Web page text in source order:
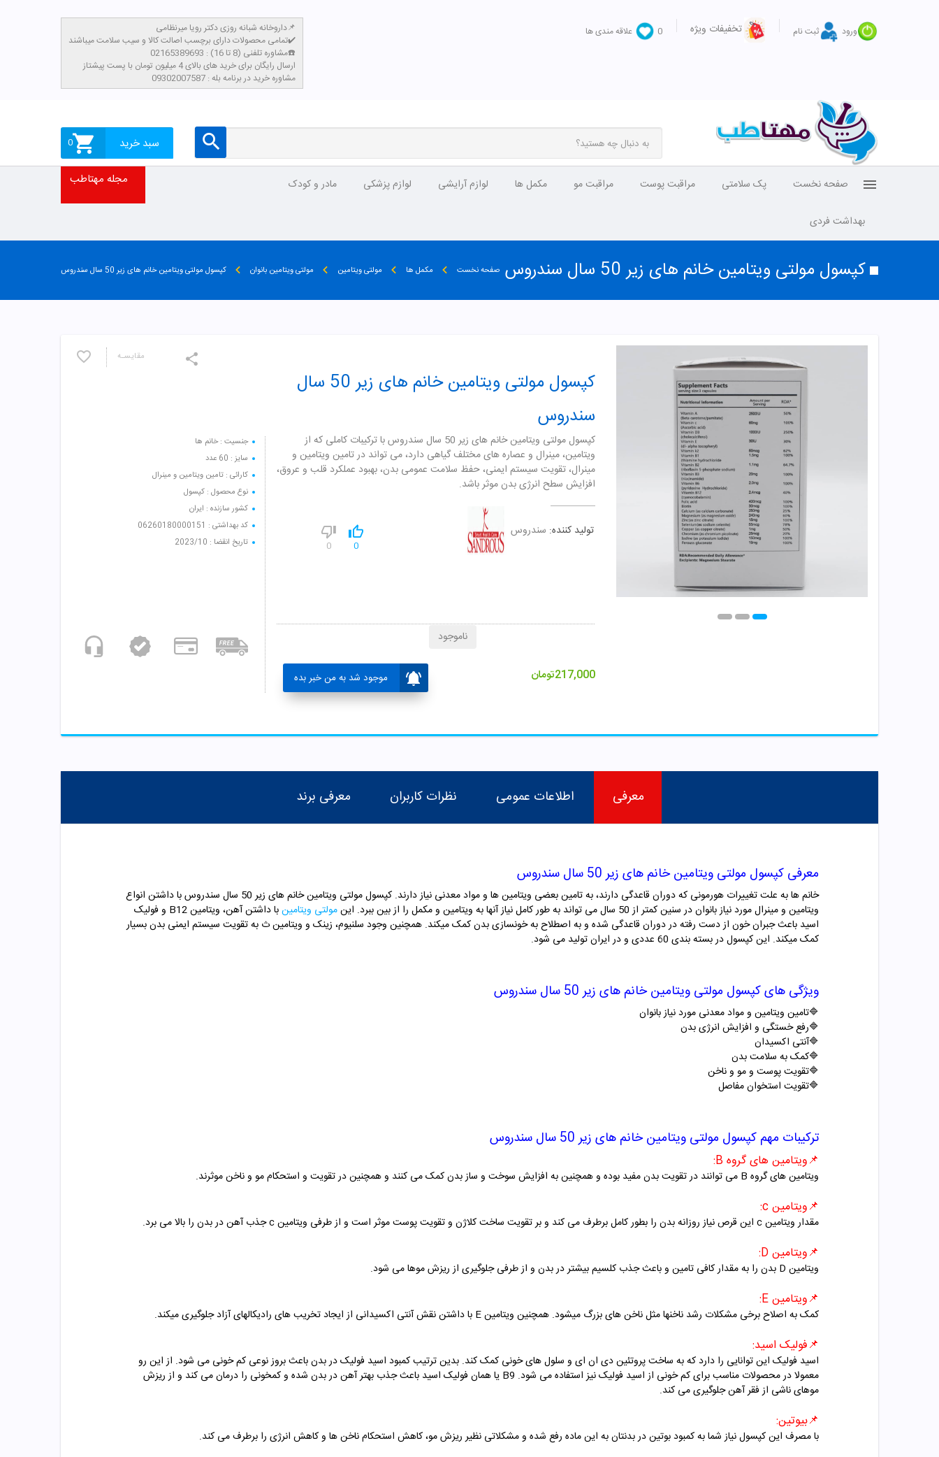
ورود ثبت نام تخفیفات ویژه 0 علاقه مندی ها
داروخانه شبانه روزی دکتر رویا میرنظامی📌
تمامی محصولات دارای برچسب اصالت کالا و سیب سلامت میباشند✔️
مشاوره تلفنی (8 تا 16) : 02165389693☎️
​ارسال رایگان برای خرید های بالای 4 میلیون تومان با پست پیشتاز
مشاوره خرید در برنامه بله : 09302007587
سبد خرید 0
صفحه نخست پک سلامتی مراقبت پوست مراقبت مو مکمل ها لوازم آرایشی لوازم پزشکی مادر و کودک
بهداشت فردی
مجله مهتاطب
کپسول مولتی ویتامین خانم های زیر 50 سال سندروس صفحه نخست مکمل ها مولتی ویتامین مولتی ویتامین بانوان کپسول مولتی ویتامین خانم های زیر 50 سال سندروس
مقایسـه
جنسیت : خانم ها
سایز : 60 عدد
کارائی : تامین ویتامین و مینرال
نوع محصول : کپسول
کشور سازنده : ایران
کد بهداشتی : 06260180000151
تاریخ انقضا : 2023/10
کپسول مولتی ویتامین خانم های زیر 50 سال
سندروس
کپسول مولتی ویتامین خانم های زیر 50 سال سندروس با ترکیبات کاملی که از
ویتامین، مینرال و عصاره های مختلف گیاهی دارد، می تواند در تامین ویتامین و
مینرال، تقویت سیستم ایمنی، حفظ سلامت عمومی بدن، بهبود عملکرد قلب و عروق،
افزایش سطح انرژی بدن موثر باشد.
تولید کننده: سندروس
0
0
217,000تومان موجود شد به من خبر بده
ناموجود
معرفی اطلاعات عمومی نظرات کاربران معرفی برند
معرفی کپسول مولتی ویتامین خانم های زیر 50 سال سندروس
خانم ها به علت تغییرات هورمونی که دوران قاعدگی دارند، به تامین بعضی ویتامین ها و مواد معدنی نیاز دارند. کپسول مولتی ویتامین خانم های زیر 50 سال سندروس با داشتن انواع
ویتامین و مینرال مورد نیاز بانوان در سنین کمتر از 50 سال می تواند به طور کامل نیاز آنها به ویتامین و مکمل را از بین ببرد. این
مولتی ویتامین
با داشتن آهن، ویتامین B12 و فولیک
اسید باعث جبران خون از دست رفته در دوران قاعدگی شده و به اصطلاح به خونسازی بدن کمک میکند. همچنین وجود سلنیوم، زینک و ویتامین ث به تقویت سیستم ایمنی بدن بسیار
کمک میکند. این کپسول در بسته بندی 60 عددی و در ایران تولید می شود.
ویژگی هایکپسول مولتی ویتامین خانم های زیر50 سال سندروس
🔷تامین ویتامین و مواد معدنی مورد نیاز بانوان
🔷رفع خستگی و افزایش انرژی بدن
🔷آنتی اکسیدان
🔷کمک به سلامت بدن
🔷تقویت پوست و مو و ناخن
🔷تقویت استخوان مفاصل
ترکیبات مهم کپسول مولتی ویتامین خانم های زیر50 سال سندروس
📌ویتامین های گروه B
:
ویتامین های گروه B می توانند در تقویت بدن مفید بوده و همچنین به افزایش سوخت و ساز بدن کمک می کنند و همچنین در تقویت و استحکام مو و ناخن موثرند.
📌ویتامین c
:
مقدار ویتامینc این قرص نیاز روزانه بدن را بطور کامل برطرف می کند و بر تقویت ساخت کلاژن و تقویت پوست موثر است و از طرفی ویتامینcجذب آهن در بدن را بالا می برد.
📌ویتامینD
:
ویتامین D بدن را به مقدار کافی تامین و باعث جذب کلسیم بیشتر در بدن و از طرفی جلوگیری از ریزش موها می شود.
📌ویتامینE
:
کمک به اصلاح برخی مشکلات رشد ناخنها مثل ناخن های بزرگ میشود. همچنین ویتامینE با داشتن نقش آنتی اکسیدانی از ایجاد تخریب های رادیکالهای آزاد جلوگیری میکند.
📌فولیک اسید:
اسید فولیک این توانایی را دارد که به ساخت پروتئین دی ان ای و سلول های خونی کمک کند. بدین ترتیب کمبود اسید فولیک در بدن باعث بروز نوعی کم خونی می شود. از این رو
معمولا در محصولات مناسب برای کم خونی از اسید فولیک نیز استفاده می شود. B9 یا همان فولیک اسید باعث جذب بهتر آهن در بدن شده و کمخونی را درمان می کند و از ریزش
موهای ناشی از فقر آهن جلوگیری می کند.
📌بیوتین:
با مصرف این کپسول نیاز شما به کمبود بوتین در بدنتان به این ماده رفع شده و مشکلاتی نظیر ریزش مو، کاهش استحکام ناخن ها و کاهش انرژی را برطرف می کند.